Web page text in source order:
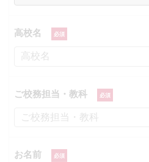
高校名
ご校務担当・教科
お名前